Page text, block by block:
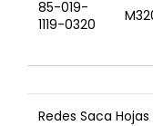
85-019-
1119-0320
Redes Saca